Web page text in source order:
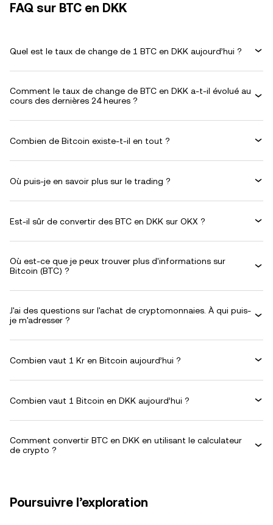
FAQ sur BTC en DKK
Quel est le taux de change de 1 BTC en DKK aujourd’hui ?
Comment le taux de change de BTC en DKK a-t-il évolué au
cours des dernières 24 heures ?
Combien de Bitcoin existe-t-il en tout ?
Où puis-je en savoir plus sur le trading ?
Est-il sûr de convertir des BTC en DKK sur OKX ?
Où est-ce que je peux trouver plus d'informations sur
Bitcoin (BTC) ?
J'ai des questions sur l'achat de cryptomonnaies. À qui puis-
je m'adresser ?
Combien vaut 1 Kr en Bitcoin aujourd’hui ?
Combien vaut 1 Bitcoin en DKK aujourd’hui ?
Comment convertir BTC en DKK en utilisant le calculateur
de crypto ?
Poursuivre l’exploration